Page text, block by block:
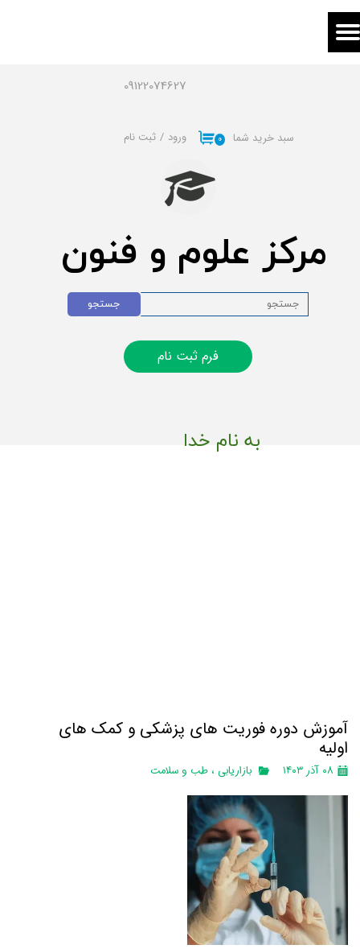
09122074627
مرکز علوم و فنون
۰ سبد خرید شما ورود / ثبت نام
حساب کاربری من
خروج از حساب کاربری
فرم ثبت نام
جستجو
به نام خدا
آموزش دوره فوریت های پزشکی و کمک های
اولیه
۰۸ آذر ۱۴۰۳ بازاریابی ، طب و سلامت